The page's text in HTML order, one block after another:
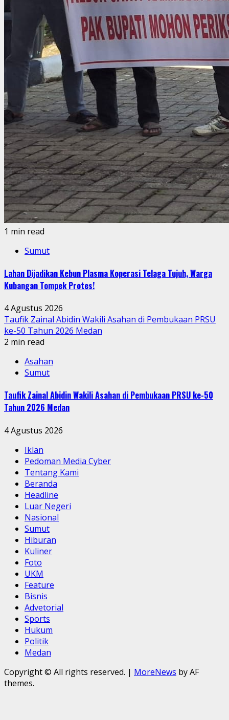
1 min read
Sumut
Lahan Dijadikan Kebun Plasma Koperasi Telaga Tujuh, Warga
Kubangan Tompek Protes!
4 Agustus 2026
Taufik Zainal Abidin Wakili Asahan di Pembukaan PRSU
ke-50 Tahun 2026 Medan
2 min read
Asahan
Sumut
Taufik Zainal Abidin Wakili Asahan di Pembukaan PRSU ke-50
Tahun 2026 Medan
4 Agustus 2026
Iklan
Pedoman Media Cyber
Tentang Kami
Beranda
Headline
Luar Negeri
Nasional
Sumut
Hiburan
Kuliner
Foto
UKM
Feature
Bisnis
Advetorial
Sports
Hukum
Politik
Medan
Copyright © All rights reserved. | MoreNews by AF
themes.